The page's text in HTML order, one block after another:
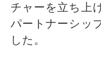
チャーを立ち上
パートナーシッ
した。